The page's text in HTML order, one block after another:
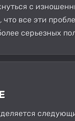
с
все эти
серьезных